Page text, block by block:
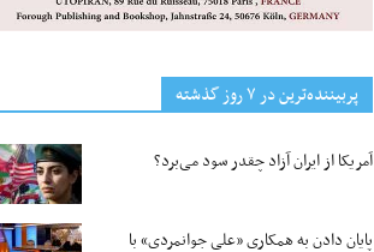
پربیننده‌ترین‌ در ۷ روز گذشته
آمریکا از ایران آزاد چقدر سود می‌برد؟
پایان دادن به همکاری «علی جوانمردی» با